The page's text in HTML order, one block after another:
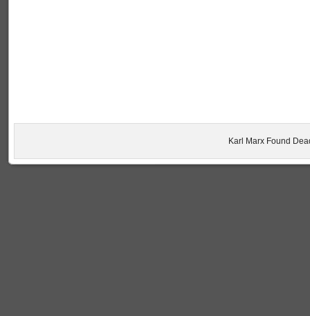
Karl Marx Found